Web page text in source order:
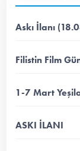
Askı İlanı
Filistin Film
1-7 Mart
ASKI İLANI